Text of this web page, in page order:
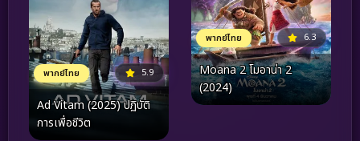
พากย์ไทย 5.9
Ad Vitam (2025) ปฏิบัติ
การเพื่อชีวิต
พากย์ไทย 6.3
Moana 2 โมอาน่า 2
(2024)